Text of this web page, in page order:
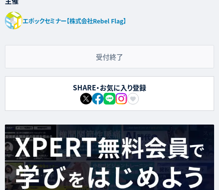
エポックセミナー【株式会社Rebel Flag】
受付終了
SHARE・お気に入り登録